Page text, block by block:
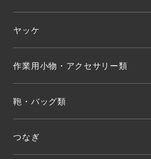
ヤッケ
作業用小物・アクセサリー類
鞄・バッグ類
つなぎ